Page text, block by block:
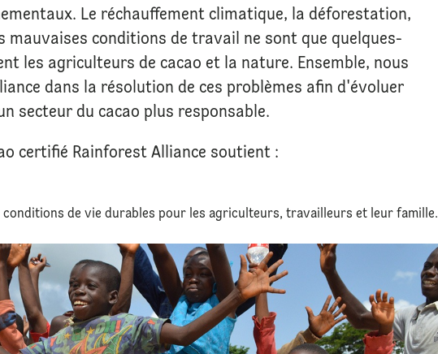
Le réchauffement climatique, la déforestation,
mauvaises conditions de travail ne sont que quelques-
les agriculteurs de cacao et la nature. Ensemble, nous
dans la résolution de ces problèmes afin d'évoluer
secteur du cacao plus responsable.
certifié Rainforest Alliance soutient :
de vie durables pour les agriculteurs, travailleurs et leur famille.